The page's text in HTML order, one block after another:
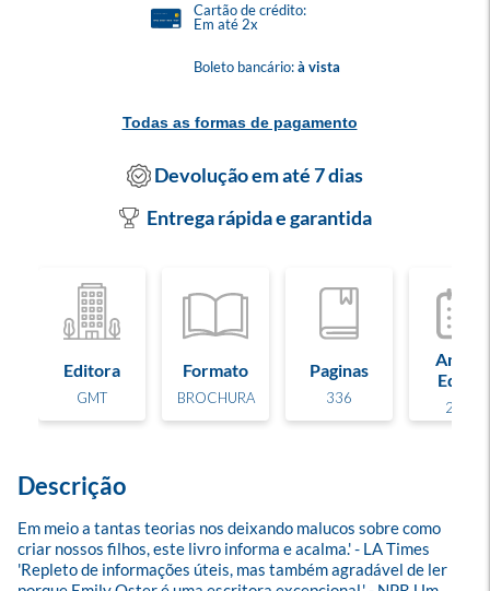
Todas as formas de pagamento
Cartão de crédito:
Em até 2x
Boleto bancário:à vista
Devolução em até 7 dias
Entrega rápida e garantida
Editora
GMT
Formato
BROCHURA
Paginas
336
Ano de
Edição
2025
Descrição
Em meio a tantas teorias nos deixando malucos sobre como
criar nossos filhos, este livro informa e acalma.' - LA Times
'Repleto de informações úteis, mas também agradável de ler